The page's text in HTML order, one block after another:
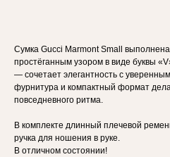
Сумка Gucci Marmont Small
простёганным узором в виде буквы
— сочетает элегантность с
фурнитура и компактный формат
повседневного ритма.
В комплекте длинный плечевой
ручка для ношения в руке.
В отличном состоянии!